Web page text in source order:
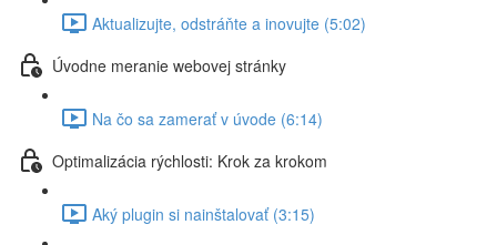
Aktualizujte, odstráňte a inovujte (5:02)
Úvodne meranie webovej stránky
Na čo sa zamerať v úvode (6:14)
Optimalizácia rýchlosti: Krok za krokom
Aký plugin si nainštalovať (3:15)